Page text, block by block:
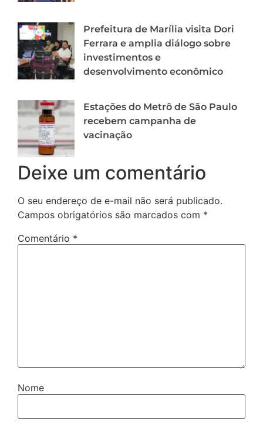
Prefeitura de Marília visita Dori
Ferrara e amplia diálogo sobre
investimentos e
desenvolvimento econômico
Estações do Metrô de São Paulo
recebem campanha de
vacinação
Deixe um comentário
O seu endereço de e-mail não será publicado.
Campos obrigatórios são marcados com *
Comentário *
Nome